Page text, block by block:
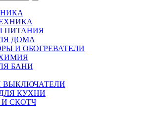
ПИТАНИЯ
ДОМА
И ОБОГРЕВАТЕЛИ
БАНИ
ВЫКЛЮЧАТЕЛИ
КУХНИ
СКОТЧ